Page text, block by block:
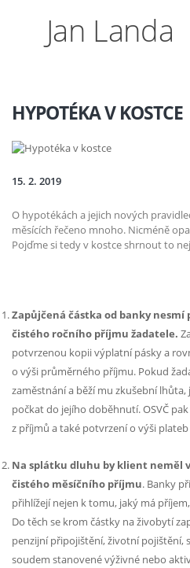
Jan Landa
HYPOTÉKA V KOSTCE
15. 2. 2019
O hypotékách a jejich nových
měsících řečeno mnoho. Nicméně
Pojďme si tedy v kostce shrnout to
Zapůjčená částka od banky
čistého ročního příjmu žadatele.
potvrzenou kopii výplatní pásky a
o výši průměrného příjmu. Pokud
zaměstnání a běží mu zkušební
počkat do jejího doběhnutí. OSVČ
z příjmů a také potvrzení o výši
Na splátku dluhu by klient neměl
čistého měsíčního příjmu. Banky
přihlížejí nejen k tomu, jaký má
Do těch se krom částky na živobytí
penzijní připojištění, životní pojištění,
soudem stanovené výživné nebo